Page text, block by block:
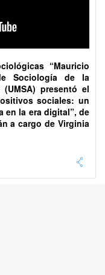
“Mauricio
Sociología de la
presentó el
sociales: un
en la era digital”, de
a cargo de Virginia